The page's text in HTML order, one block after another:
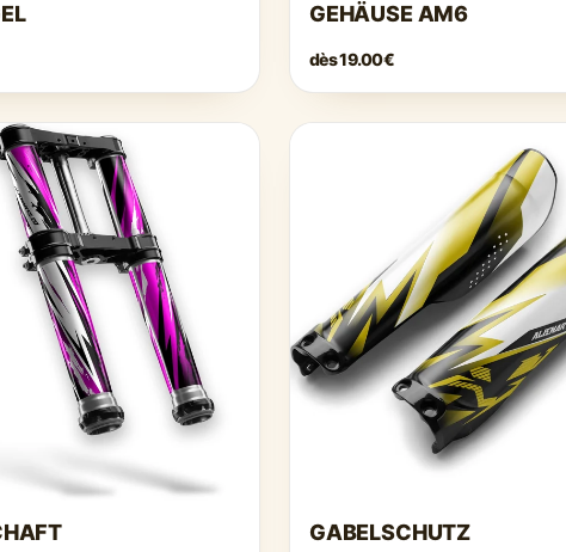
GEHÄUSE AM6
dès19.00€
GABELSCHUTZ